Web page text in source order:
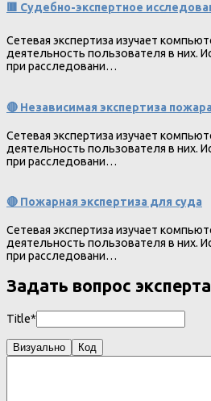
🟥 Судебно-экспертное
Сетевая экспертиза изучает
деятельность пользователя в них.
при расследовани…
🔴 Независимая экспертиза
Сетевая экспертиза изучает
деятельность пользователя в них.
при расследовани…
🔴 Пожарная экспертиза для суда
Сетевая экспертиза изучает
деятельность пользователя в них.
при расследовани…
Задать вопрос
Title*
Визуально Код